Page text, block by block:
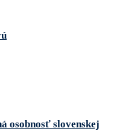
osobnosť slovenskej